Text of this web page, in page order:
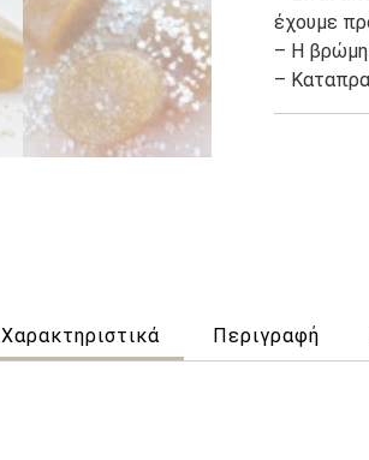
έχουμε
– Η βρώμη
–
Χαρακτηριστικά Περιγραφή